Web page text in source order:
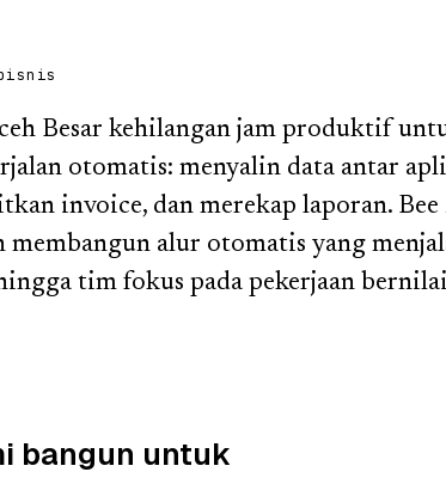
Besar kehilangan jam produktif
otomatis: menyalin data antar
invoice, dan merekap laporan.
membangun alur otomatis yang
tim fokus pada pekerjaan
bangun untuk